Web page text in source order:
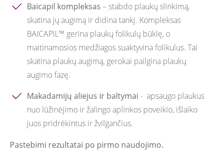
Baicapil kompleksas – stabdo plaukų slinkimą,
skatina jų augimą ir didina tankį. Kompleksas
BAICAPIL™ gerina plaukų folikulų būklę, o
maitinamosios medžiagos suaktyvina folikulus. Tai
skatina plaukų augimą, gerokai pailgina plaukų
augimo fazę.
Makadamijų aliejus ir baltymai - apsaugo plaukus
nuo lūžinėjimo ir žalingo aplinkos poveikio, išlaiko
juos pridrėkintus ir žvilgančius.
Pastebimi rezultatai po pirmo naudojimo.